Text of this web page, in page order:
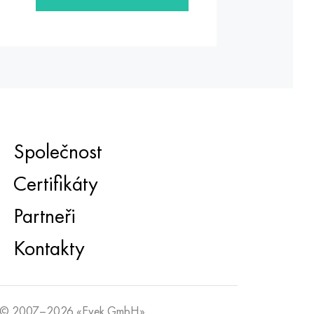
Společnost
Certifikáty
Partneři
Kontakty